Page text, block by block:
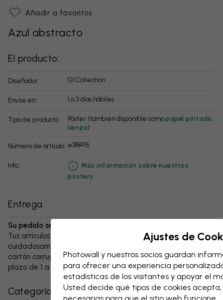
Añadir a favoritos
Azul abstracto
El producto:
Diseñador: GI Collection
Envíos en: 1 a 3 días hábiles
Tipo de producto: Póster (también disponible como papel pintado
lienzo)
Número de artículo: e318495
info:
Más información sobre nuestros
pósters
Entrega
Su pedido se enviará en el plazo de 1 a 3 días:
Tus artículos y cualquier accesorio se embalan
cuidadosamente y se entregan protegidos en una caja de
cartón corrugado resistente. El paquete se enviará en un
plazo de 1 a 3 días, siempre con gastos de envío gratuitos.
Categorías relacionadas
Ajustes de
Photowall y nuestros socios guardan
para ofrecer una experiencia
estadísticas de los visitantes y apoyar el
Usted decide qué tipos de cookies